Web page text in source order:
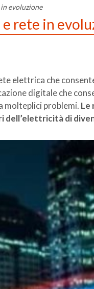
evoluzione
rete in
elettrica che
digitale che
molteplici problemi. Le
dell’elettricità di